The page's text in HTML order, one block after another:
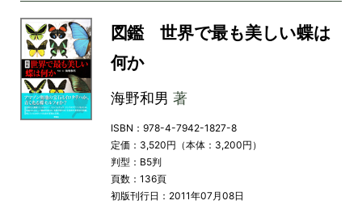
図鑑 世界で最も美しい蝶は
何か
海野和男 著
ISBN：978-4-7942-1827-8
定価：3,520円（本体：3,200円）
判型：B5判
頁数：136頁
初版刊行日：2011年07月08日